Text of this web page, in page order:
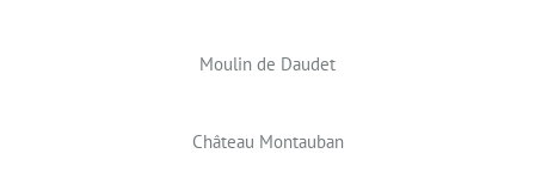
Moulin de Daudet
Château Montauban